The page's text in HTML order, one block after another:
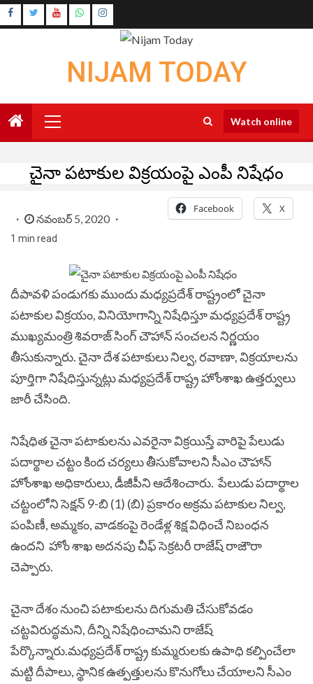
Skip
to
Instagram
NIJAM TODAY
Menu
Watch online
చైనా పటాకుల విక్రయంపై ఎంపీ నిషేధం
నవంబర్ 5, 2020
1 min read
Facebook X
దీపావళి పండుగకు ముందు మధ్యప్రదేశ్ రాష్ట్రంలో చైనా
పటాకుల విక్రయం, వినియోగాన్ని నిషేధిస్తూ మధ్యప్రదేశ్ రాష్ట్ర
ముఖ్యమంత్రి శివరాజ్ సింగ్ చౌహాన్ సంచలన నిర్ణయం
తీసుకున్నారు. చైనా దేశ పటాకులు నిల్వ, రవాణా, విక్రయాలను
పూర్తిగా నిషేధిస్తున్నట్లు మధ్యప్రదేశ్ రాష్ట్ర హోంశాఖ ఉత్తర్వులు
జారీ చేసింది.
నిషేధిత చైనా పటాకులను ఎవరైనా విక్రయిస్తే వారిపై పేలుడు
పదార్థాల చట్టం కింద చర్యలు తీసుకోవాలని సీఎం చౌహాన్
హోంశాఖ అధికారులు, డీజీపీని ఆదేశించారు. పేలుడు పదార్థాల
చట్టంలోని సెక్షన్ 9-బి (1) (బి) ప్రకారం అక్రమ పటాకుల నిల్వ,
పంపిణీ, అమ్మకం, వాడకంపై రెండేళ్ల శిక్ష విధించే నిబంధన
ఉందని హోం శాఖ అదనపు చీఫ్ సెక్రటరీ రాజేష్ రాజౌరా
చెప్పారు.
చైనా దేశం నుంచి పటాకులను దిగుమతి చేసుకోవడం
చట్టవిరుద్ధమని, దీన్ని నిషేధించామని రాజేష్
పేర్కొన్నారు.మధ్యప్రదేశ్ రాష్ట్ర కుమ్మరులకు ఉపాధి కల్పించేలా
మట్టి దీపాలు, స్థానిక ఉత్పత్తులను కొనుగోలు చేయాలని సీఎం